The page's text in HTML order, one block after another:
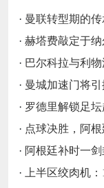
· 曼联转型期的传承困境
· 赫塔费敲定于
· 巴尔科拉与利物浦转会
· 曼城加速门将
· 罗德里解锁足
· 点球决胜，阿
· 阿根廷补时一
·
上半区绞肉机